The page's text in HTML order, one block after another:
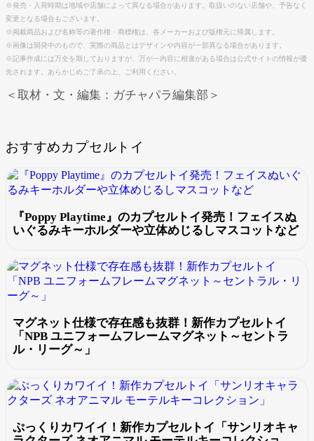
※発売・入荷時期は地域や店舗によって異なる場合があります。取扱いのない店舗や、予告なく
変更となる場合もございます。
※掲載商品および名称等の著作権・商標権は、各メーカーおよび版権元に帰属します。
※画像は開発中のもので、実際の商品とはデザインや内容が一部異なる場合があります。
※記事作成には万全を期しておりますが、万が一内容に相違がある場合は公式サイトの情報が優
先されます。あらかじめご了承の上、ご利用ください。
＜取材・文・編集：ガチャパラ編集部＞
おすすめカプセルトイ
『Poppy Playtime』のカプセルトイ発売！フェイスぬ
いぐるみキーホルダーや立体めじるしマスコットなど
マグネット仕様で存在感も抜群！新作カプセルトイ
「NPB ユニフォームフレームマグネット～セントラ
ル・リーグ～」
ぷっくりカワイイ！新作カプセルトイ「サンリオキャ